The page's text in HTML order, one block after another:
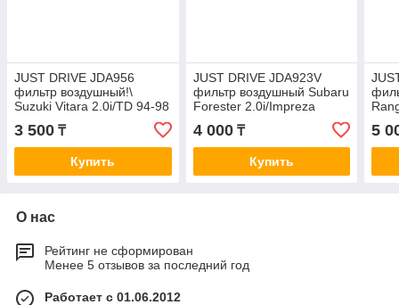
JUST DRIVE JDA956
фильтр воздушный!\
Suzuki Vitara 2.0i/TD 94-98
/ Grand Vitara 1.6-2.5 98>
A956J
3 500 ₸
Купить
JUST DRIVE JDA923V
фильтр воздушный Subaru
Forester 2.0i/Impreza
1.6/2.0/Legacy 2.0/2.5i 95>
A923J
4 000₸
Купить
5
О нас
Рейтинг не сформирован
Менее 5 отзывов за последний год
Работает с 01.06.2012